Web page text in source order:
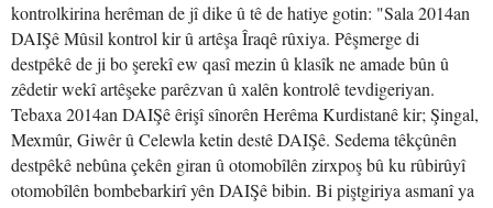
kontrolkirina herêman de jî dike û tê de hatiye gotin: "Sala 2014an
DAIŞê Mûsil kontrol kir û artêşa Îraqê rûxiya. Pêşmerge di
destpêkê de ji bo şerekî ew qasî mezin û klasîk ne amade bûn û
zêdetir wekî artêşeke parêzvan û xalên kontrolê tevdigeriyan.
Tebaxa 2014an DAIŞê êrişî sînorên Herêma Kurdistanê kir; Şingal,
Mexmûr, Giwêr û Celewla ketin destê DAIŞê. Sedema têkçûnên
destpêkê nebûna çekên giran û otomobîlên zirxpoş bû ku rûbirûyî
otomobîlên bombebarkirî yên DAIŞê bibin. Bi piştgiriya asmanî ya